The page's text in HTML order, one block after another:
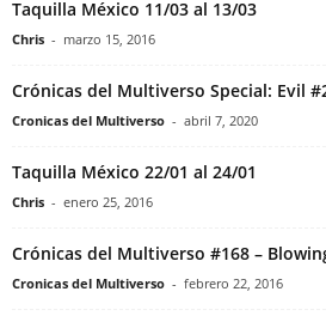
Taquilla México 11/03 al 13/03
Chris - marzo 15, 2016
Crónicas del Multiverso Special: Evil
Cronicas del Multiverso - abril 7, 2020
Taquilla México 22/01 al 24/01
Chris - enero 25, 2016
Crónicas del Multiverso #168 –
Cronicas del Multiverso - febrero 22, 2016